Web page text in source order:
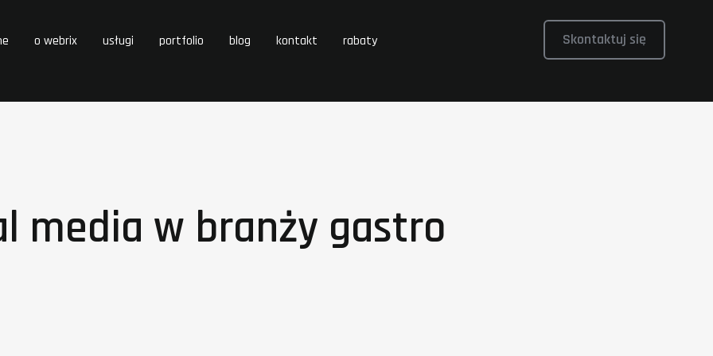
o webrix usługi portfolio blog kontakt rabaty Skontaktuj się
media w branży gastro